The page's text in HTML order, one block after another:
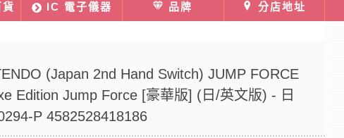
IC 電子儀器 品牌 分店地址
(Japan 2nd Hand Switch) JUMP FORCE
Edition Jump Force [豪華版] (日/英文版) - 日
P 4582528418186